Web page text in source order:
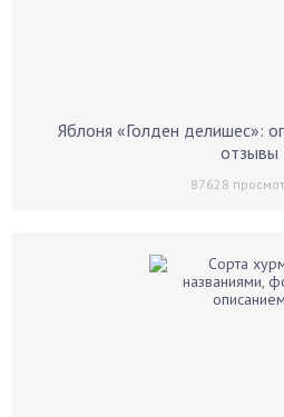
Яблоня «Голден делишес»:
отзывы
87628